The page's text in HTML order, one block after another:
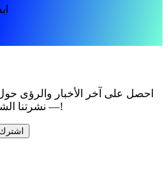
احصل على آخر الأخبار والرؤى
— نشرتنا الشهرية تحتوي على كل ما تحتاجه!
اشترك